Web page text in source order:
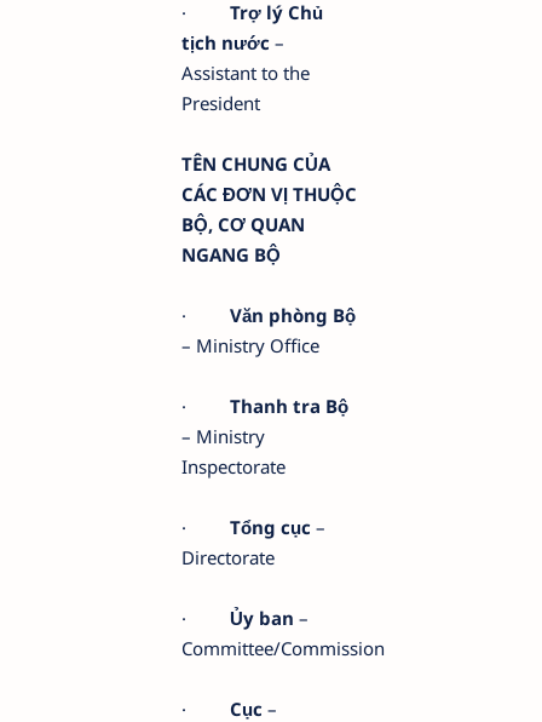
· Trợ lý Chủ
tịch nước –
Assistant to the
President
TÊN CHUNG CỦA
CÁC ĐƠN VỊ THUỘC
BỘ, CƠ QUAN
NGANG BỘ
· Văn phòng Bộ
– Ministry Office
· Thanh tra Bộ
– Ministry
Inspectorate
· Tổng cục –
Directorate
· Ủy ban –
Committee/Commission
· Cục –